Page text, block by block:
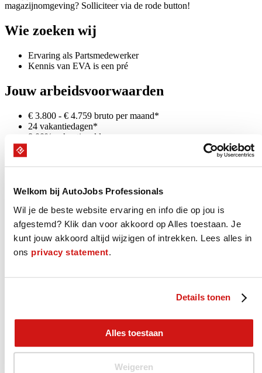
Welkom bij AutoJobs Professionals
Wil je de beste website ervaring en info die op jou is
afgestemd? Klik dan voor akkoord op Alles toestaan. Je
kunt jouw akkoord altijd wijzigen of intrekken. Lees alles in
ons privacy statement.
Details tonen
Alles toestaan
Weigeren
magazijnomgeving? Solliciteer via de rode button!
Wie zoeken wij
Ervaring als Partsmedewerker
Kennis van EVA is een pré
Jouw arbeidsvoorwaarden
€ 3.800 - € 4.759 bruto per maand*
24 vakantiedagen*
8,00% vakantiegeld
pensioeninleg 24,9% (70% rekening werkgever!)
mogelijkheid deelname fietsplan
* (indicatie obv 40 - 45 urige werkweek)
Wat we voor je doen
kan op verschillende manieren. Je kunt bij ons aan de slag als
projectmatig detacheren of uitzenden bij onze vaste relaties. Direct
met ons op of solliciteer direct op deze vacature.